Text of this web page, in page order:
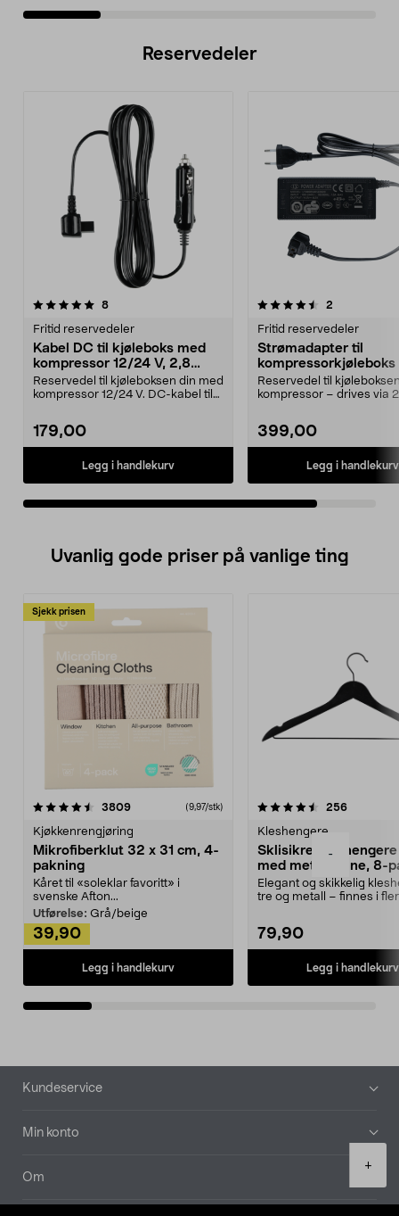
-
+
Reservedeler
8anmeldelser
Fritid reservedeler
Kabel DC til kjøleboks med
kompressor 12/24 V, 2,8
meter
Reservedel til kjøleboksen din med
kompressor 12/24 V. DC-kabel til
179,00
Legg i handlekurv
4.5av 5 stjerner 2
Fritid reservedeler
Strømadapter til
kompressorkjøleboks
90 W
Reservedel til
kompressor – drives via
399,00
Legg i handlekurv
Uvanlig gode priser på vanlige ting
Sjekk prisen
3809anmeldelser(9,97/stk)
Kjøkkenrengjøring
Mikrofiberklut 32 x 31 cm, 4-
pakning
Kåret til «soleklar favoritt» i
svenske Afton...
Utførelse: Grå/beige
39,90
Legg i handlekurv
4.5av 5 stjerner 256
Kleshengere
Sklisikre
med metallpinne, 8-
Elegant og skikkelig
tre og metall – finnes i
79,90
Legg i handlekurv
4.5av 5 stjerner
Bunntekst
Kundeservice
Min konto
Om